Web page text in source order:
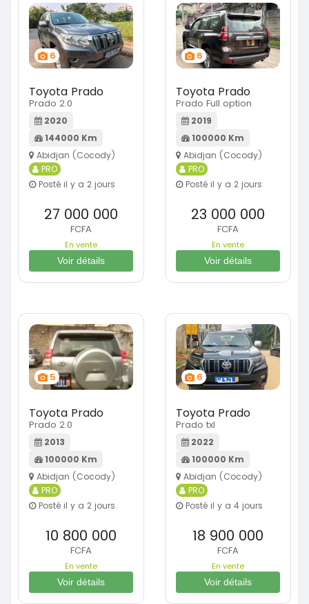
6
Toyota Prado
Prado 2.0
2020
144000 Km
Abidjan (Cocody)
PRO
Posté il y a 2 jours
27 000 000
FCFA
En vente
Voir détails
6
Toyota Prado
Prado Full option
2019
100000 Km
Abidjan (Cocody)
PRO
Posté il y a 2 jours
23 000 000
FCFA
En vente
Voir détails
5
Toyota Prado
Prado 2.0
2013
100000 Km
Abidjan (Cocody)
PRO
Posté il y a 2 jours
10 800 000
FCFA
En vente
Voir détails
6
Toyota Prado
Prado txl
2022
100000 Km
Abidjan (Cocody)
PRO
Posté il y a 4 jours
18 900 000
FCFA
En vente
Voir détails